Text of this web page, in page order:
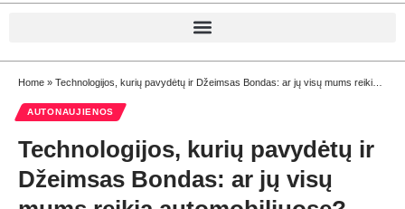
Home » Technologijos, kurių pavydėtų ir Džeimsas Bondas: ar jų visų mums reikia automobiliuose?
AUTONAUJIENOS
Technologijos, kurių pavydėtų ir
Džeimsas Bondas: ar jų visų